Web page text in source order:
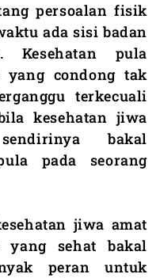
persoalan fisik
ada sisi badan
Kesehatan pula
condong tak
terkecuali
kesehatan jiwa
bakal
pada seorang
jiwa amat
yang sehat bakal
peran untuk